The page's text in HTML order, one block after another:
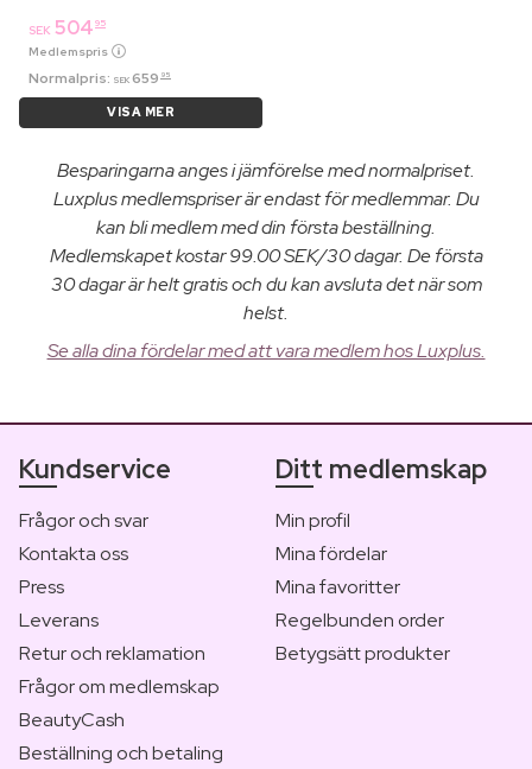
SEK 504 95
Medlemspris
Normalpris: SEK 659 95
VISA MER
Besparingarna anges i jämförelse med normalpriset.
Luxplus medlemspriser är endast för medlemmar. Du
kan bli medlem med din första beställning.
Medlemskapet kostar 99.00 SEK/30 dagar. De första
30 dagar är helt gratis och du kan avsluta det när som
helst.
Se alla dina fördelar med att vara medlem hos Luxplus.
Kundservice
Frågor och svar
Kontakta oss
Press
Leverans
Retur och reklamation
Frågor om medlemskap
BeautyCash
Beställning och betaling
Ditt medlemskap
Min profil
Mina fördelar
Mina favoritter
Regelbunden order
Betygsätt produkter